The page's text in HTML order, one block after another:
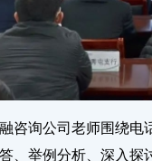
咨询公司老师围绕电
、举例分析、深入